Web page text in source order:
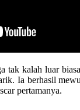
kalah luar
Ia berhasil
pertamanya.